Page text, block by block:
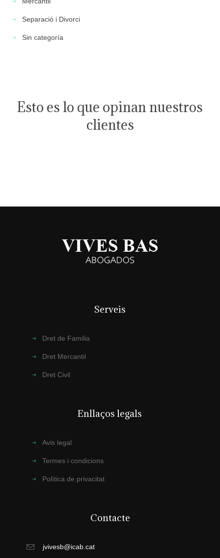
Separació i Divorci
Sin categoría
Esto es lo que opinan nuestros
clientes
Serveis
Dret de Familia
Dret Mercantil
Dret Civil
Enllaços legals
Avis legal
Termes i condicions
Política de privacitat
Contacte
jvivesb@icab.cat